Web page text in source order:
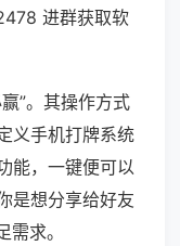
进群获取软
”。其操作方式
义手机打牌系统
能，一键便可以
是想分享给好友
求。